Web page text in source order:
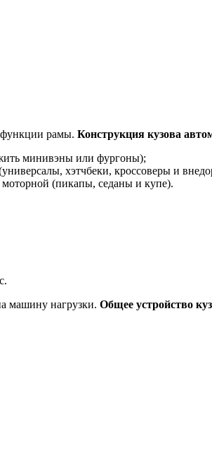
функции рамы. Конструкция кузова
минивэны или фургоны);
хэтчбеки, кроссоверы и
моторной (пикапы, седаны и купе).
машину нагрузки. Общее устройство